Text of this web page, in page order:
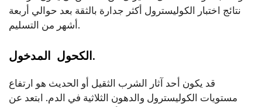
نتائج اختبار الكوليسترول أكثر جدارة بالثقة بعد حوالي أربعة
أشهر من التسليم.
الكحول ‍‌‍‌‌‌‍‍‌ المدخول.
قد يكون أحد آثار الشرب الثقيل أو الحديث هو ارتفاع
مستويات الكوليسترول والدهون الثلاثية في الدم. ابتعد عن